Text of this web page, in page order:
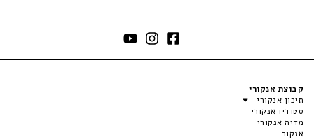
קבוצת אנקורי
תיכון אנקורי
סטודיו אנקורי
מדיה אנקורי
אנקור